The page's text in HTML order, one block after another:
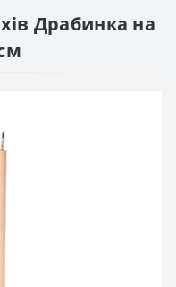
Драбинка на